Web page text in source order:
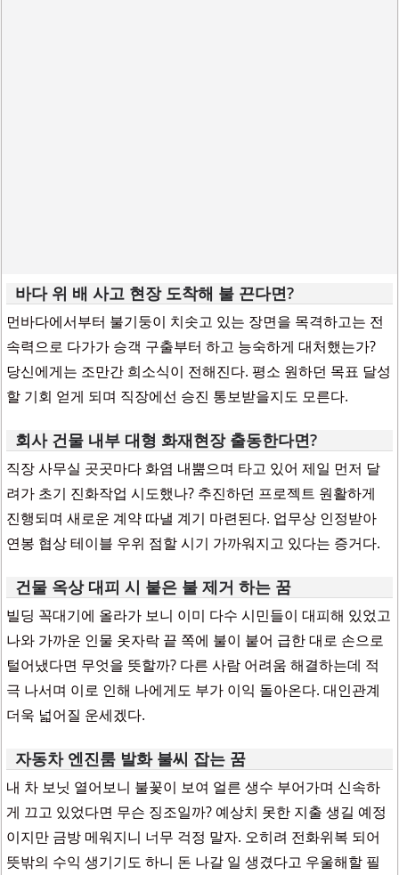
바다 위 배 사고 현장 도착해 불 끈다면?
먼바다에서부터 불기둥이 치솟고 있는 장면을 목격하고는 전
속력으로 다가가 승객 구출부터 하고 능숙하게 대처했는가?
당신에게는 조만간 희소식이 전해진다. 평소 원하던 목표 달성
할 기회 얻게 되며 직장에선 승진 통보받을지도 모른다.
회사 건물 내부 대형 화재현장 출동한다면?
직장 사무실 곳곳마다 화염 내뿜으며 타고 있어 제일 먼저 달
려가 초기 진화작업 시도했나? 추진하던 프로젝트 원활하게
진행되며 새로운 계약 따낼 계기 마련된다. 업무상 인정받아
연봉 협상 테이블 우위 점할 시기 가까워지고 있다는 증거다.
건물 옥상 대피 시 붙은 불 제거 하는 꿈
빌딩 꼭대기에 올라가 보니 이미 다수 시민들이 대피해 있었고
나와 가까운 인물 옷자락 끝 쪽에 불이 붙어 급한 대로 손으로
털어냈다면 무엇을 뜻할까? 다른 사람 어려움 해결하는데 적
극 나서며 이로 인해 나에게도 부가 이익 돌아온다. 대인관계
더욱 넓어질 운세겠다.
자동차 엔진룸 발화 불씨 잡는 꿈
내 차 보닛 열어보니 불꽃이 보여 얼른 생수 부어가며 신속하
게 끄고 있었다면 무슨 징조일까? 예상치 못한 지출 생길 예정
이지만 금방 메워지니 너무 걱정 말자. 오히려 전화위복 되어
뜻밖의 수익 생기기도 하니 돈 나갈 일 생겼다고 우울해할 필